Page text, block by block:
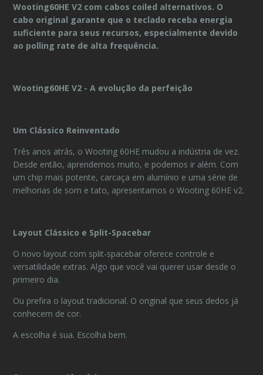
Wooting60HE V2 com cabos coiled alternativos. O
cabo original garante que o teclado receba energia
suficiente para seus recursos, especialmente devido
ao polling rate de alta frequência.
Wooting60HE V2 - A evolução da perfeição
Um Clássico Reinventado
Três anos atrás, o Wooting 60HE mudou a indústria de vez.
Desde então, aprendemos muito, e podemos ir além. Com
um chip mais potente, carcaça em alumínio e uma série de
melhorias de som e tato, apresentamos o Wooting 60HE v2.
Layout Clássico e Split-Spacebar
O novo layout com split-spacebar oferece controle e
versatilidade extras. Algo que você vai querer usar desde o
primeiro dia.
Ou prefira o layout tradicional. O original que seus dedos já
conhecem de cor.
A escolha é sua. Escolha bem.